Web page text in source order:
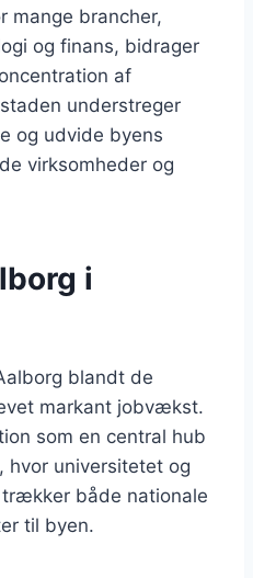
mange brancher,
og finans, bidrager
af
understreger
og udvide byens
virksomheder og
i
blandt de
markant jobvækst.
som en central hub
hvor universitetet og
både nationale
til byen.